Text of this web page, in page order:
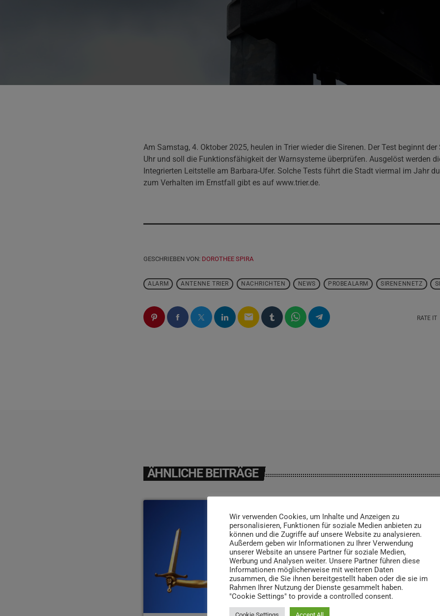
Am Samstag, 4. Oktober 2025, heulen in Trier wieder die Sirenen. Der Test beginnt
Uhr und soll die Funktionsfähigkeit der Warnsysteme überprüfen. Ausgelöst werden
Integrierten Leitstelle am Barbara-Ufer. Solche Tests führt die Stadt viermal im Jahr
zum Verhalten im Ernstfall gibt es auf www.trier.de.
GESCHRIEBEN VON: DOROTHEE SPIRA
ALARM ANTENNE TRIER NACHRICHTEN NEWS PROBEALARM SIRENENNETZ
email RATE IT
ÄHNLICHE BEITRÄGE
insert_link
Wir verwenden Cookies, um Inhalte und Anzeigen zu
personalisieren, Funktionen für soziale Medien anbieten zu
können und die Zugriffe auf unsere Website zu analysieren.
Außerdem geben wir Informationen zu Ihrer Verwendung
unserer Website an unsere Partner für soziale Medien,
Werbung und Analysen weiter. Unsere Partner führen diese
Informationen möglicherweise mit weiteren Daten
zusammen, die Sie ihnen bereitgestellt haben oder die sie im
Rahmen Ihrer Nutzung der Dienste gesammelt haben.
"Cookie Settings" to provide a controlled consent.